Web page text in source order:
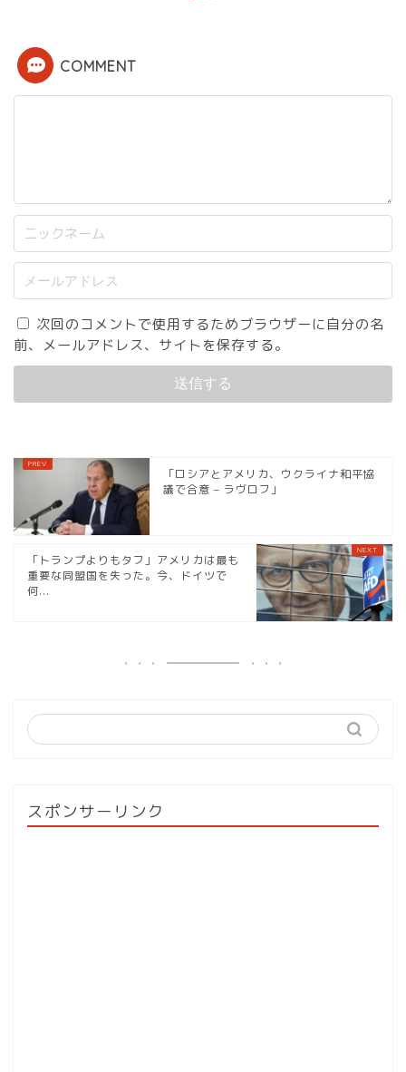
COMMENT
次回のコメントで使用するためブラウザーに自分の名
前、メールアドレス、サイトを保存する。
「ロシアとアメリカ、ウクライナ和平協
議で合意 – ラヴロフ」
「トランプよりもタフ」アメリカは最も
重要な同盟国を失った。今、ドイツで
何...
スポンサーリンク